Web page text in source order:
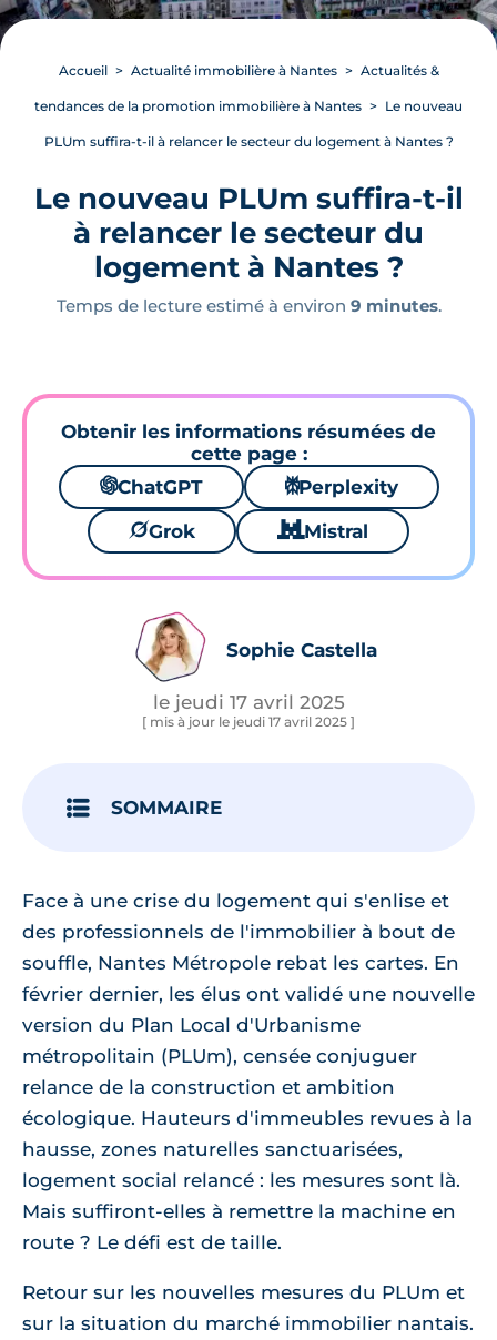
Accueil Actualité immobilière à Nantes Actualités &
tendances de la promotion immobilière à Nantes Le nouveau
PLUm suffira-t-il à relancer le secteur du logement à Nantes ?
Le nouveau PLUm suffira-t-il
à relancer le secteur du
logement à Nantes ?
Temps de lecture estimé à environ 9 minutes.
Obtenir les informations résumées de
cette page :
🌌ChatGPT ⚙Perplexity
🪐Grok 🐱 Mistral
Sophie Castella
le jeudi 17 avril 2025
[ mis à jour le jeudi 17 avril 2025 ]
SOMMAIRE
Face à une crise du logement qui s'enlise et
des professionnels de l'immobilier à bout de
souffle, Nantes Métropole rebat les cartes. En
février dernier, les élus ont validé une nouvelle
version du Plan Local d'Urbanisme
métropolitain (PLUm), censée conjuguer
relance de la construction et ambition
écologique. Hauteurs d'immeubles revues à la
hausse, zones naturelles sanctuarisées,
logement social relancé : les mesures sont là.
Mais suffiront-elles à remettre la machine en
route ? Le défi est de taille.
Retour sur les nouvelles mesures du PLUm et
sur la situation du marché immobilier nantais.